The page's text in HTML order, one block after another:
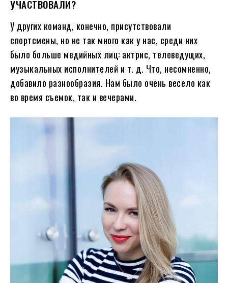
УЧАСТВОВАЛИ?
У других команд, конечно, присутствовали
спортсмены, но не так много как у нас, среди них
было больше медийных лиц: актрис, телеведущих,
музыкальных исполнителей и т. д. Что, несомненно,
добавило разнообразия. Нам было очень весело как
во время съемок, так и вечерами.